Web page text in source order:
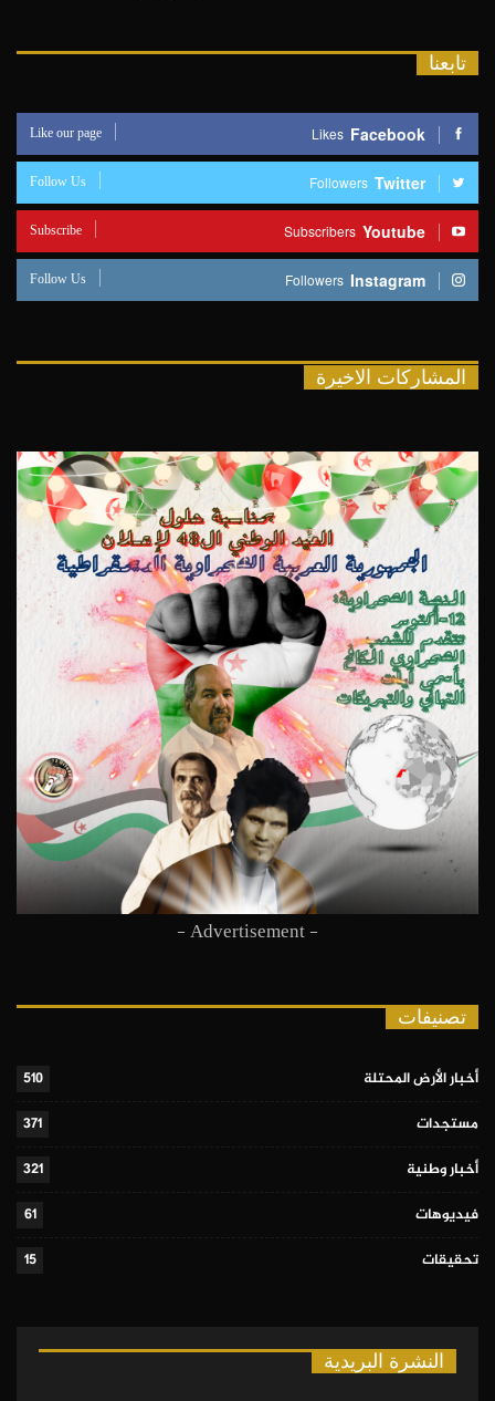
تابعنا
Facebook
Likes
Like our page
Twitter
Followers
Follow Us
Youtube
Subscribers
Subscribe
Instagram
Followers
Follow Us
المشاركات الاخيرة
- Advertisement -
تصنيفات
أخبار الأرض المحتلة
510
مستجدات
371
أخبار وطنية
321
فيديوهات
61
تحقيقات
15
النشرة البريدية